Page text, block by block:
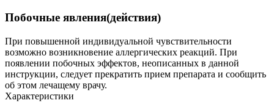
Побочные явления(действия)
При повышенной индивидуальной чувствительности
возможно возникновение аллергических реакций. При
появлении побочных эффектов, неописанных в данной
инструкции, следует прекратить прием препарата и сообщить
об этом лечащему врачу.
Характеристики